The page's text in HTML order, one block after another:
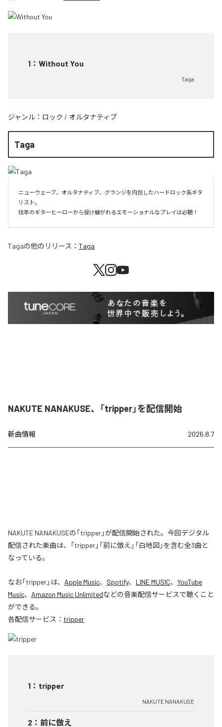
1 ： Without You
Taga
ジャンル： ロック / オルタナティブ
Taga
ニューウェーブ、オルタナティブ、グランジを内包したハードロック系ギタ
リスト。
往年のギターヒーローから受け継がれるエモーショナルなプレイは必聴！
Tagaの他のリリース： Taga
NAKUTE NANAKUSE、「tripper」を配信開始
新曲情報 2026.8.7
NAKUTE NANAKUSEの「tripper」が配信開始された。今回デジタル
配信された楽曲は、「tripper」「前に倣え」「白地図」を含む全3曲と
なっている。
なお「tripper」は、 Apple Music、 Spotify、 LINE MUSIC、 YouTube
Music、 Amazon Music Unlimitedなどの音楽配信サービスで聴くこと
ができる。
各配信サービス： tripper
1 ： tripper
NAKUTE NANAKUSE
2 ： 前に倣え